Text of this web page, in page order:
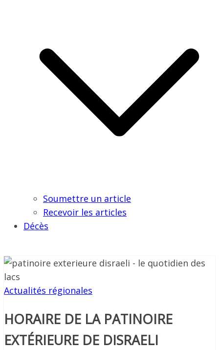
Soumettre un article
Recevoir les articles
Décès
Actualités régionales
HORAIRE DE LA PATINOIRE
EXTÉRIEURE DE DISRAELI